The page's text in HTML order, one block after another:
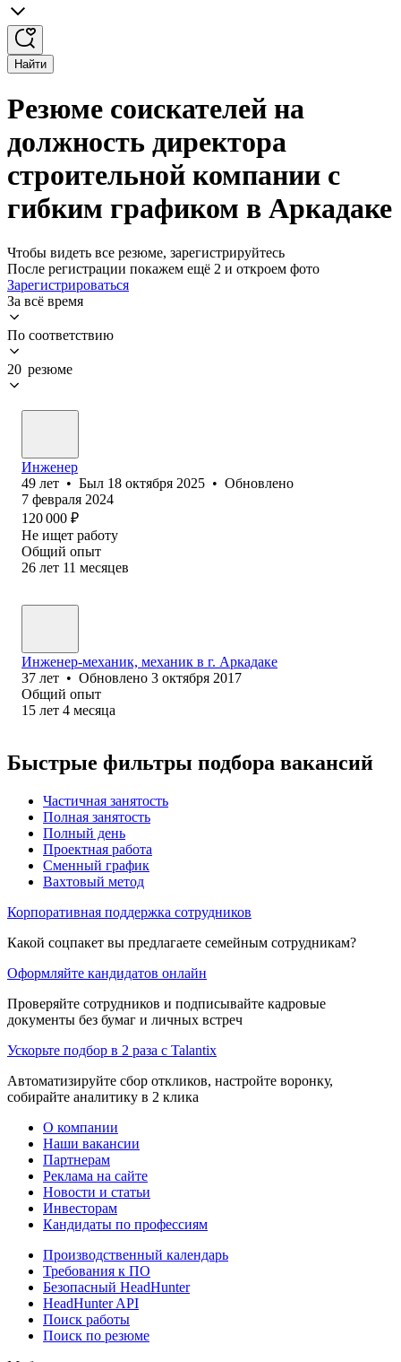
Найти
Резюме соискателей на
должность директора
строительной компании с
гибким графиком в Аркадаке
Чтобы видеть все резюме, зарегистрируйтесь
После регистрации покажем ещё 2 и откроем фото
Зарегистрироваться
За всё время
По соответствию
20 резюме
Инженер
49 лет • Был 18 октября 2025 • Обновлено
7 февраля 2024
120 000 ₽
Не ищет работу
Общий опыт
26 лет 11 месяцев
Инженер-механик, механик в г. Аркадаке
37 лет • Обновлено 3 октября 2017
Общий опыт
15 лет 4 месяца
Быстрые фильтры подбора вакансий
Частичная занятость
Полная занятость
Полный день
Проектная работа
Сменный график
Вахтовый метод
Корпоративная поддержка сотрудников
Какой соцпакет вы предлагаете семейным сотрудникам?
Оформляйте кандидатов онлайн
Проверяйте сотрудников и подписывайте кадровые
документы без бумаг и личных встреч
Ускорьте подбор в 2 раза с Talantix
Автоматизируйте сбор откликов, настройте воронку,
собирайте аналитику в 2 клика
О компании
Наши вакансии
Партнерам
Реклама на сайте
Новости и статьи
Инвесторам
Кандидаты по профессиям
Производственный календарь
Требования к ПО
Безопасный HeadHunter
HeadHunter API
Поиск работы
Поиск по резюме